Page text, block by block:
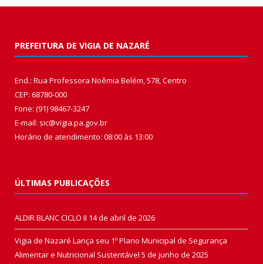
PREFEITURA DE VIGIA DE NAZARÉ
End.: Rua Professora Noêmia Belém, 578, Centro
CEP: 68780-000
Fone: (91) 98467-3247
E-mail: sic@vigia.pa.gov.br
Horário de atendimento: 08:00 às 13:00
ÚLTIMAS PUBLICAÇÕES
ALDIR BLANC CICLO II 14 de abril de 2026
Vigia de Nazaré Lança seu 1º Plano Municipal de Segurança
Alimentar e Nutricional Sustentável 5 de junho de 2025